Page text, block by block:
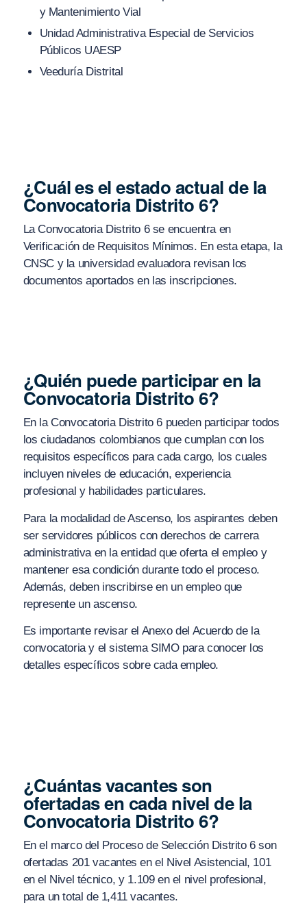
y Mantenimiento Vial
Unidad Administrativa Especial de Servicios
Públicos UAESP
Veeduría Distrital
¿Cuál es el estado actual de la
Convocatoria Distrito 6?
La Convocatoria Distrito 6 se encuentra en
Verificación de Requisitos Mínimos. En esta etapa, la
CNSC y la universidad evaluadora revisan los
documentos aportados en las inscripciones.
¿Quién puede participar en la
Convocatoria Distrito 6?
En la Convocatoria Distrito 6 pueden participar todos
los ciudadanos colombianos que cumplan con los
requisitos específicos para cada cargo, los cuales
incluyen niveles de educación, experiencia
profesional y habilidades particulares.
Para la modalidad de Ascenso, los aspirantes deben
ser servidores públicos con derechos de carrera
administrativa en la entidad que oferta el empleo y
mantener esa condición durante todo el proceso.
Además, deben inscribirse en un empleo que
represente un ascenso.
Es importante revisar el Anexo del Acuerdo de la
convocatoria y el sistema SIMO para conocer los
detalles específicos sobre cada empleo.
¿Cuántas vacantes son
ofertadas en cada nivel de la
Convocatoria Distrito 6?
En el marco del Proceso de Selección Distrito 6 son
ofertadas 201 vacantes en el Nivel Asistencial, 101
en el Nivel técnico, y 1.109 en el nivel profesional,
para un total de 1,411 vacantes.